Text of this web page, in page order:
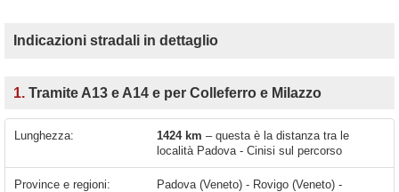
Indicazioni stradali in dettaglio
1. Tramite A13 e A14 e per Colleferro e Milazzo
Lunghezza: 1424 km – questa è la distanza tra le
località Padova - Cinisi sul percorso
Province e regioni:
Padova (Veneto) - Rovigo (Veneto) -